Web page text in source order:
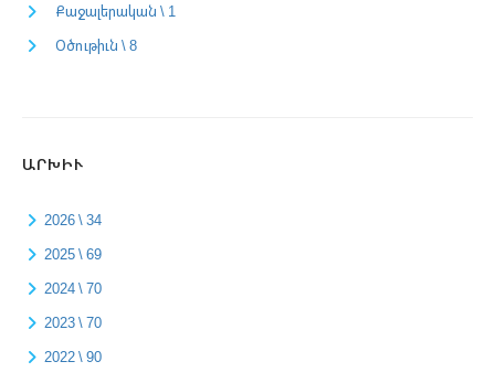
Քաջալերական \ 1
Օծութիւն \ 8
ԱՐԽԻՒ
2026 \ 34
2025 \ 69
2024 \ 70
2023 \ 70
2022 \ 90